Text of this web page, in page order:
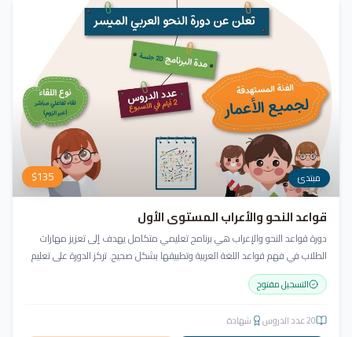
مبتدئ $135
قواعد النحو والأعراب المستوى الأول
دورة قواعد النحو والإعراب هي برنامج تعليمي متكامل يهدف إلى تعزيز مهارات
الطلاب في فهم قواعد اللغة العربية وتطبيقها بشكل صحيح. تركز الدورة على تعليم
أساسيات النحو بطريقة سهلة ومبسطة، مع مراعاة تنوع مستويات المتعلمين
واحتياجاتهم.
التسجيل مفتوح
20عدد الدروس شهادة